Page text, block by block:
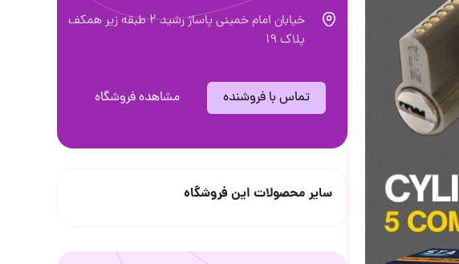
خیابان امام خمینی پاساژ رشید ۲ طبقه زیر همکف
پلاک ۱۹
تماس با فروشنده مشاهده فروشگاه
سایر محصولات این فروشگاه